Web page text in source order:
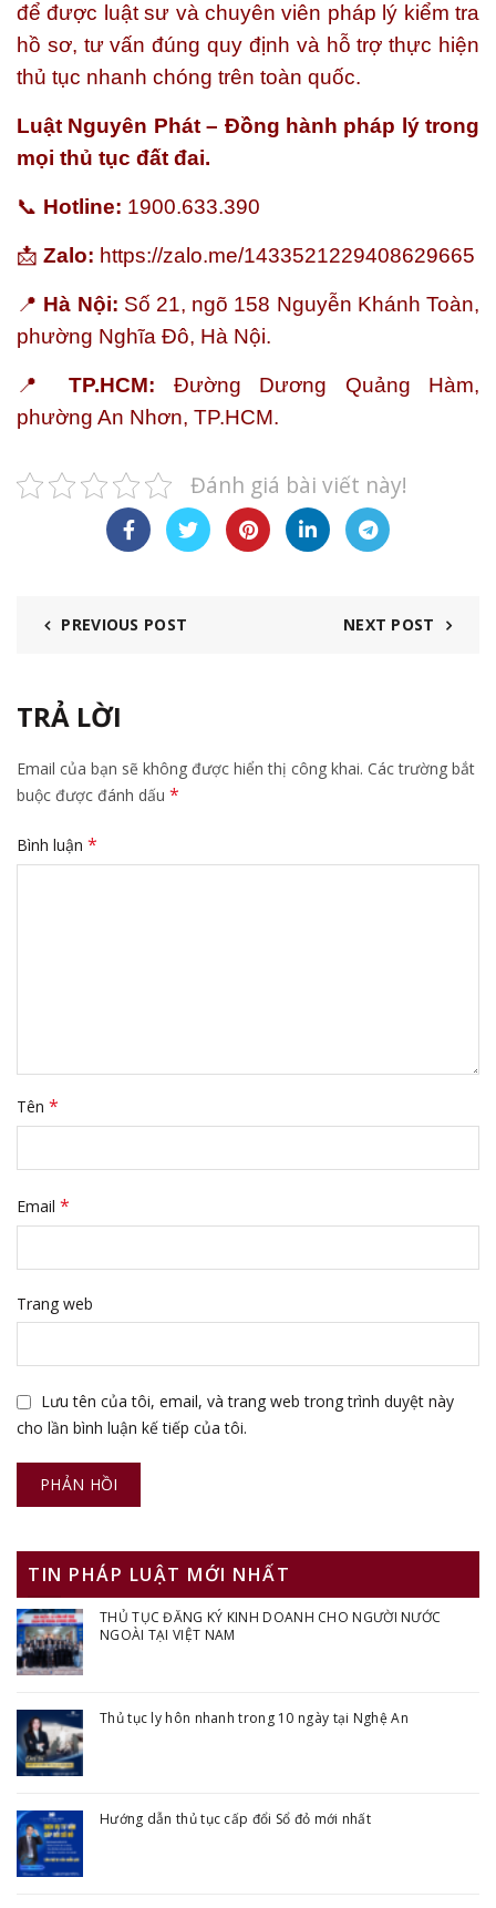
để được luật sư và chuyên viên pháp lý kiểm tra
hồ sơ, tư vấn đúng quy định và hỗ trợ thực hiện
thủ tục nhanh chóng trên toàn quốc.
Luật Nguyên Phát – Đồng hành pháp lý trong
mọi thủ tục đất đai.
📞 Hotline: 1900.633.390
📩 Zalo: https://zalo.me/1433521229408629665
📍 Hà Nội: Số 21, ngõ 158 Nguyễn Khánh Toàn,
phường Nghĩa Đô, Hà Nội.
📍 TP.HCM: Đường Dương Quảng Hàm,
phường An Nhơn, TP.HCM.
Đánh giá bài viết này!
PREVIOUS POST NEXT POST
TRẢ LỜI
Email của bạn sẽ không được hiển thị công khai. Các trường bắt
buộc được đánh dấu *
Bình luận *
Tên *
Email *
Trang web
Lưu tên của tôi, email, và trang web trong trình duyệt này
cho lần bình luận kế tiếp của tôi.
TIN PHÁP LUẬT MỚI NHẤT
THỦ TỤC ĐĂNG KÝ KINH DOANH CHO NGƯỜI NƯỚC
NGOÀI TẠI VIỆT NAM
Thủ tục ly hôn nhanh trong 10 ngày tại Nghệ An
Hướng dẫn thủ tục cấp đổi Sổ đỏ mới nhất